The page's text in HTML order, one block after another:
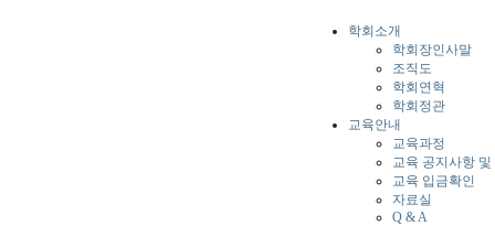
학회소개
학회장인사말
조직도
학회연혁
학회정관
교육안내
교육과정
교육 공지사항
교육 입금확인
자료실
Q & A